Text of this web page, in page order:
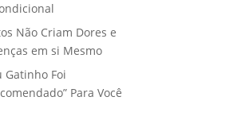
Não Criam Dores e
em si Mesmo
Gatinho Foi
Para Você